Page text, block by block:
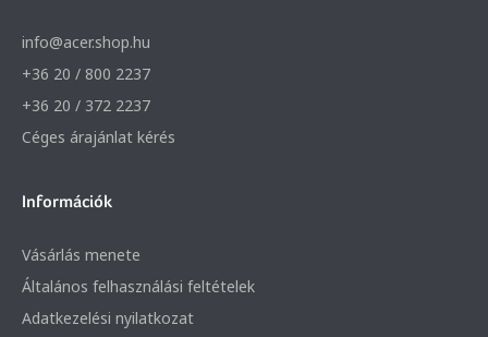
info@acer.shop.hu
+36 20 / 800 2237
+36 20 / 372 2237
Céges árajánlat kérés
Információk
Vásárlás menete
Általános felhasználási feltételek
Adatkezelési nyilatkozat